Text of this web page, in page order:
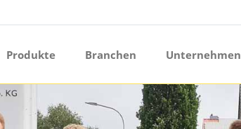
öffnen
öffnen
Produkte Branchen Unternehmen